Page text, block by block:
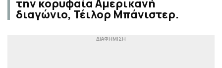
την κορυφαία Αμερικανή
διαγώνιο, Τέιλορ Μπάνιστερ.